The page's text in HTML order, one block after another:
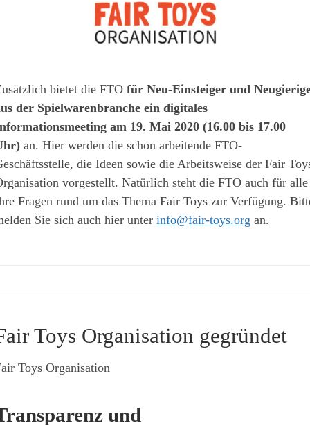
bietet die FTO für Neu-Einsteiger und
der Spielwarenbranche ein digitales
am 19. Mai 2020 (16.00 bis 17.00
an. Hier werden die schon arbeitende FTO-
die Ideen sowie die Arbeitsweise der Fair
vorgestellt. Natürlich steht die FTO auch für alle
Fragen rund um das Thema Fair Toys zur Verfügung.
Sie sich auch hier unter info@fair-toys.org an.
Toys Organisation gegründet
Toys Organisation
und